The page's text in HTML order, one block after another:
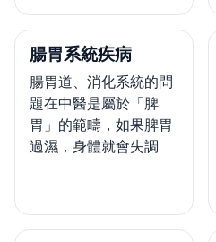
腸胃系統疾病
腸胃道、消化系統的問
題在中醫是屬於「脾
胃」的範疇，如果脾胃
過濕，身體就會失調